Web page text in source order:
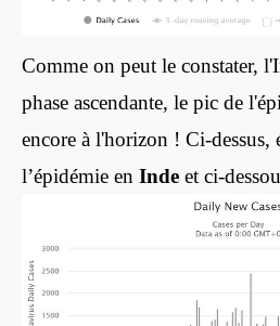
Comme on peut le constater,
phase ascendante, le pic de
encore à l'horizon ! Ci-dessus,
l’épidémie en Inde et ci-